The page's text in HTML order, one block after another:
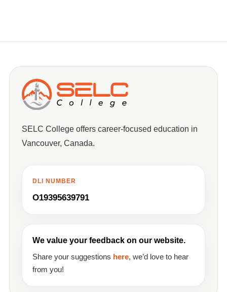
SELC College offers career-focused education in
Vancouver, Canada.
DLI NUMBER
O19395639791
We value your feedback on our website.
Share your suggestions here, we’d love to hear
from you!